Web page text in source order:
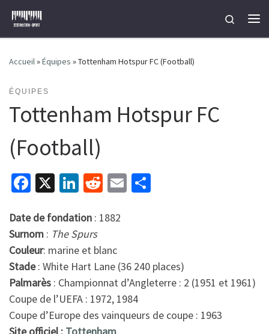
Passer au contenu
Search
Accueil»Équipes »Tottenham Hotspur FC (Football)
ÉQUIPES
Tottenham Hotspur FC
(Football)
Fa
b
o
o
k
X
Li
ke
dI
n
R
d
t
E
r
Date de fondation : 1882
Surnom : The Spurs
Couleur: marine et blanc
Stade: White Hart Lane (36 240 places)
Palmarès : Championnat d’Angleterre : 2 (1951 et 1961)
Coupe de l’UEFA : 1972, 1984
Coupe d’Europe des vainqueurs de coupe : 1963
Site officiel : Tottenham